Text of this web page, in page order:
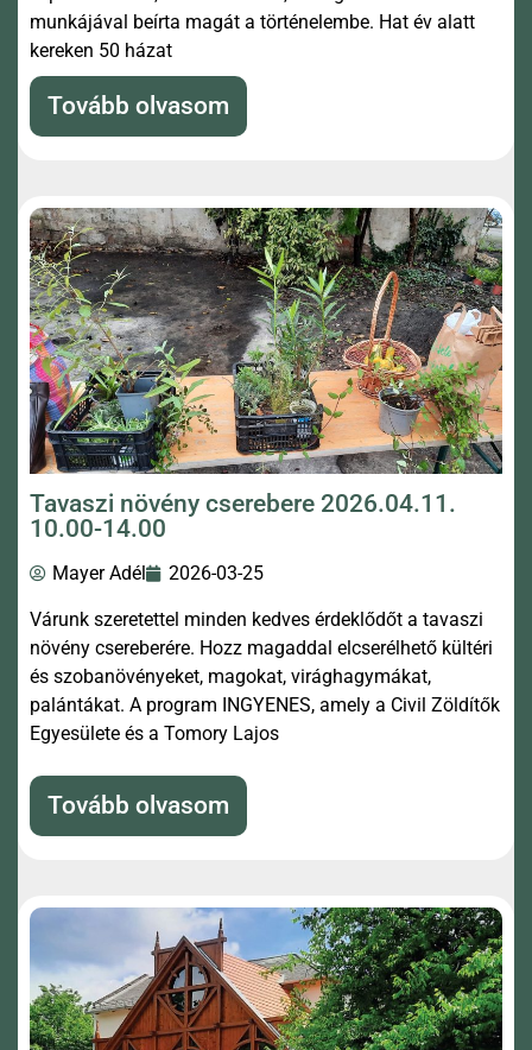
munkájával beírta magát a történelembe. Hat év alatt
kereken 50 házat
Tovább olvasom
Tavaszi növény cserebere 2026.04.11.
10.00-14.00
Mayer Adél 2026-03-25
Várunk szeretettel minden kedves érdeklődőt a tavaszi
növény csereberére. Hozz magaddal elcserélhető kültéri
és szobanövényeket, magokat, virághagymákat,
palántákat. A program INGYENES, amely a Civil Zöldítők
Egyesülete és a Tomory Lajos
Tovább olvasom